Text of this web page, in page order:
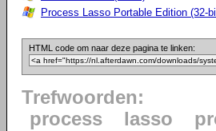
Process Lasso Portable Edition (32-
HTML code om naar deze pagina te linken:
Trefwoorden:
process
lasso